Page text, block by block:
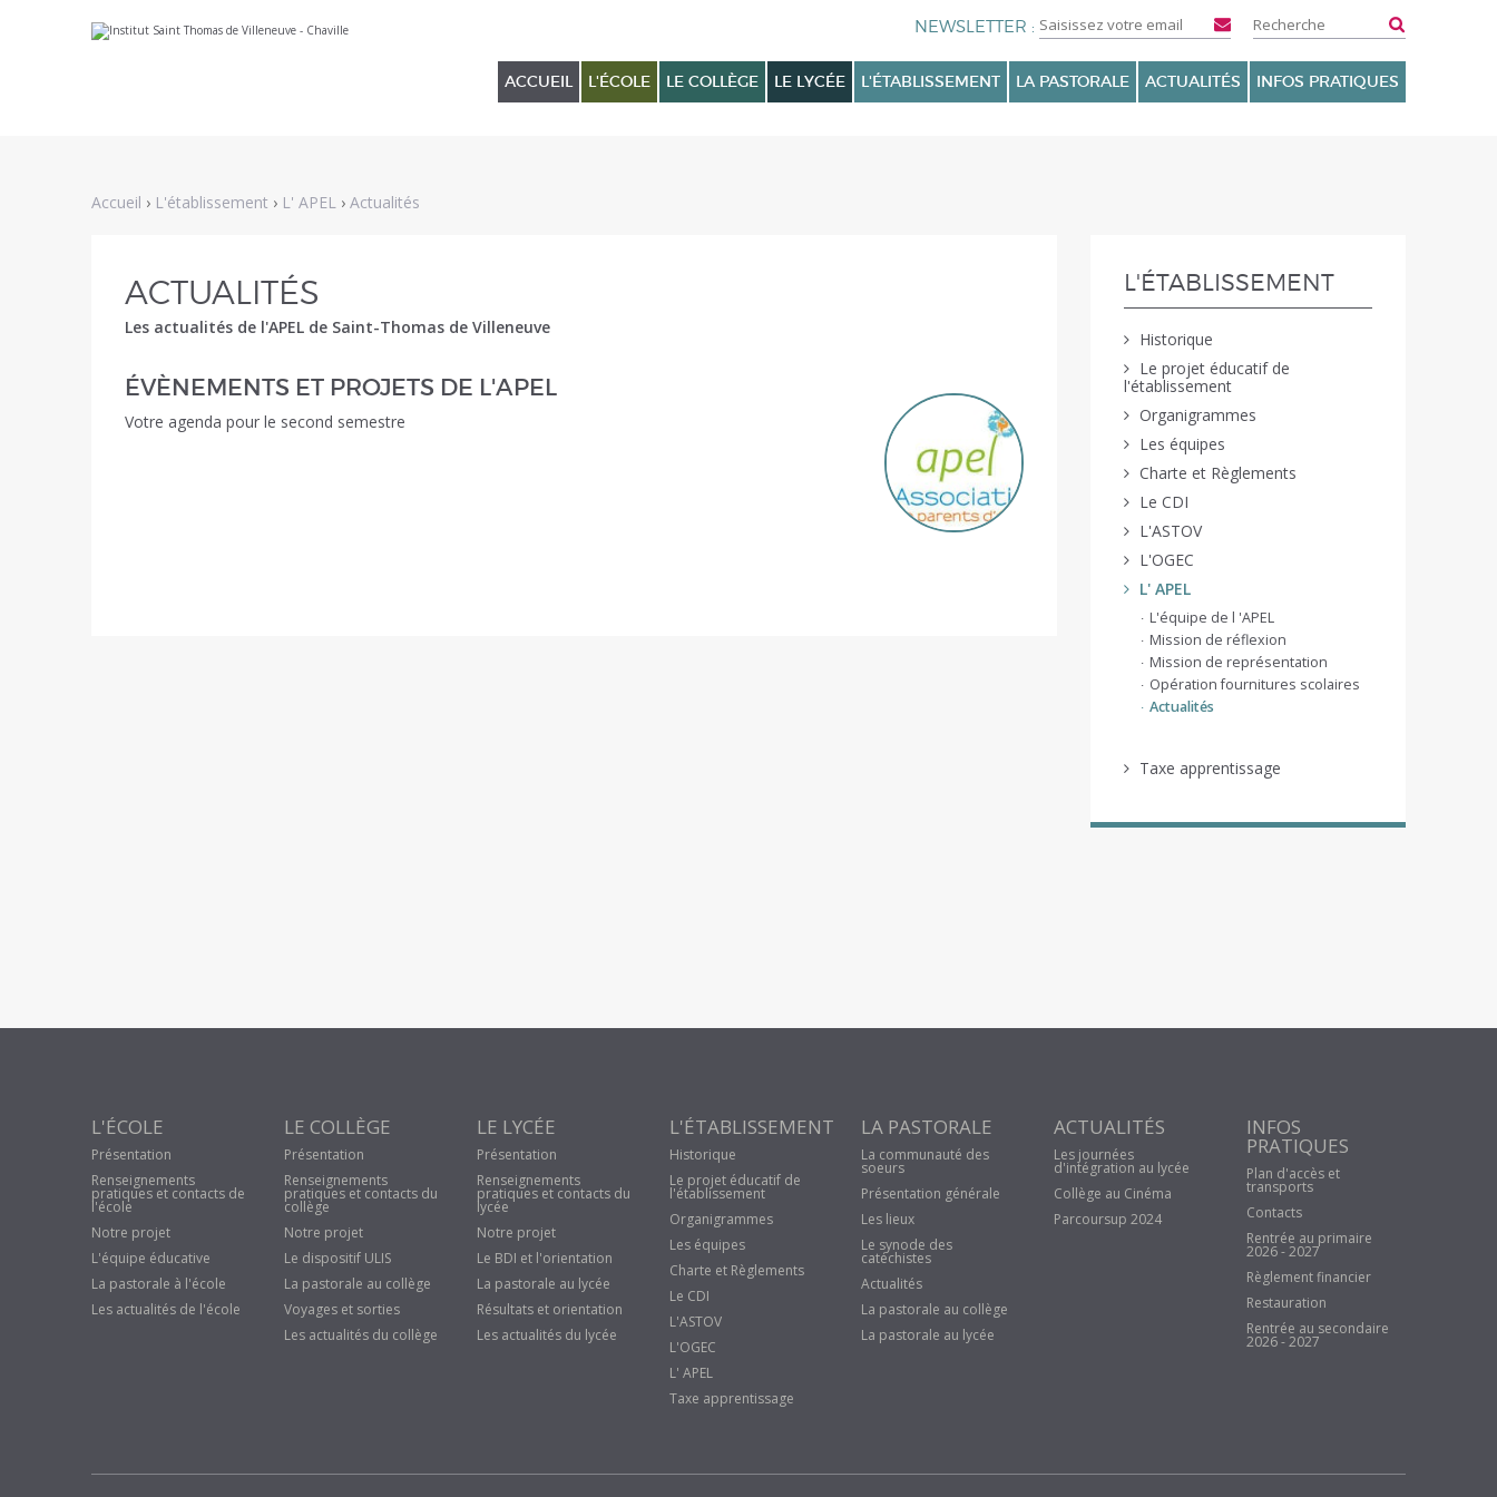
au
personnels
ACCUEIL L'ÉCOLE LE COLLÈGE LE LYCÉE L'ÉTABLISSEMENT LA PASTORALE ACTUALITÉS INFOS PRATIQUES
Accueil › L'établissement › L' APEL › Actualités
NAVIGATION
L'ÉTABLISSEMENT
Historique
Le projet éducatif de
l'établissement
Organigrammes
Les équipes
Charte et Règlements
Le CDI
L'ASTOV
L'OGEC
L' APEL
L'équipe de l 'APEL
Mission de réflexion
Mission de représentation
Opération fournitures scolaires
Actualités
Taxe apprentissage
ACTUALITÉS
Les actualités de l'APEL de Saint-Thomas de Villeneuve
ÉVÈNEMENTS ET PROJETS DE L'APEL
Votre agenda pour le second semestre
L'ÉCOLE
Présentation
Renseignements
pratiques et contacts de
l'école
Notre projet
L'équipe éducative
La pastorale à l'école
Les actualités de l'école
LE COLLÈGE
Présentation
Renseignements
pratiques et contacts du
collège
Notre projet
Le dispositif ULIS
La pastorale au collège
Voyages et sorties
Les actualités du collège
LE LYCÉE
Présentation
Renseignements
pratiques et contacts du
lycée
Notre projet
Le BDI et l'orientation
La pastorale au lycée
Résultats et orientation
Les actualités du lycée
L'ÉTABLISSEMENT
Historique
Le projet éducatif de
l'établissement
Organigrammes
Les équipes
Charte et Règlements
Le CDI
L'ASTOV
L'OGEC
L' APEL
Taxe apprentissage
LA PASTORALE
La communauté des
soeurs
Présentation générale
Les lieux
Le synode des
catéchistes
Actualités
La pastorale au collège
La pastorale au lycée
ACTUALITÉS
Les journées
d'intégration au lycée
Collège au Cinéma
Parcoursup 2024
INFOS
PRATIQUES
Plan d'accès et
transports
Contacts
Rentrée au primaire
2026 - 2027
Règlement financier
Restauration
Rentrée au secondaire
2026 - 2027